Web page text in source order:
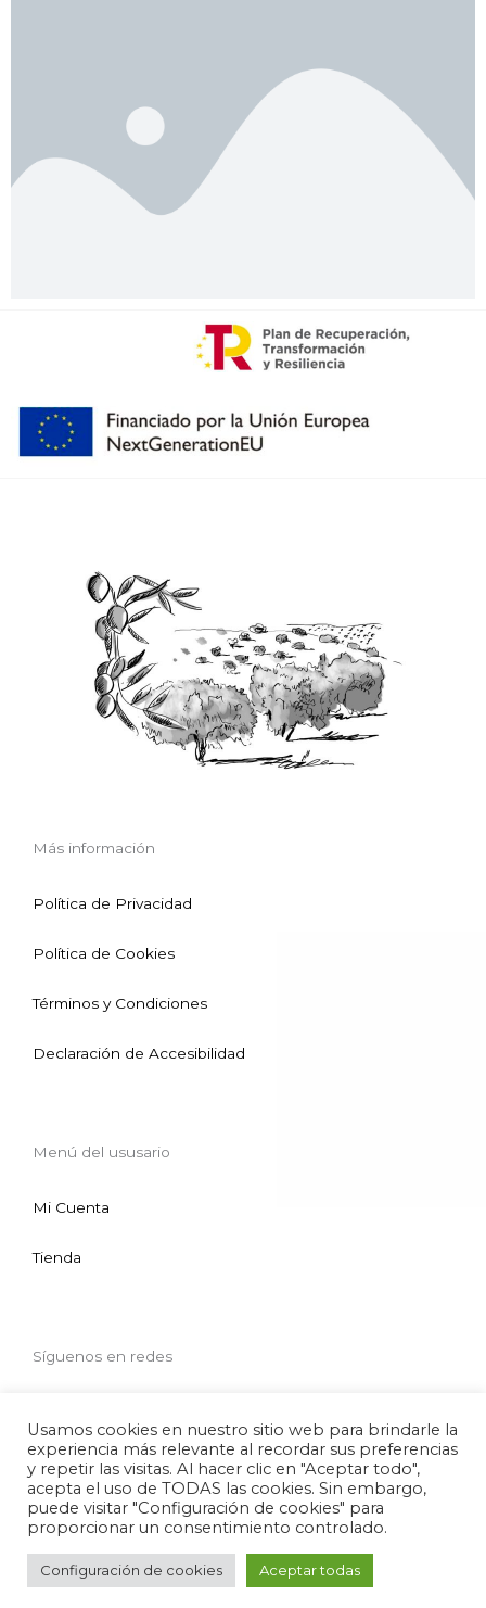
Más información
Política de Privacidad
Política de Cookies
Términos y Condiciones
Declaración de Accesibilidad
Menú del ususario
Mi Cuenta
Tienda
Síguenos en redes
F
a
c
e
b
o
o
k
I
n
s
t
a
g
r
a
m
Usamos cookies en nuestro sitio web para brindarle la
experiencia más relevante al recordar sus preferencias
y repetir las visitas. Al hacer clic en "Aceptar todo",
acepta el uso de TODAS las cookies. Sin embargo,
puede visitar "Configuración de cookies" para
proporcionar un consentimiento controlado.
Configuración de cookies Aceptar todas